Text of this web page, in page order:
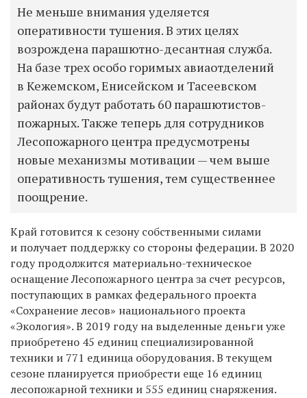
Не меньше внимания уделяется
оперативности тушения. В этих целях
возрождена парашютно-десантная служба.
На базе трех особо горимых авиаотделений
в Кежемском, Енисейском и Тасеевском
районах будут работать 60 парашютистов-
пожарных. Также теперь для сотрудников
Лесопожарного центра предусмотрены
новые механизмы мотивации — чем выше
оперативность тушения, тем существеннее
поощрение.
Край готовится к сезону собственными силами
и получает поддержку со стороны федерации. В 2020
году продолжится материально-техническое
оснащение Лесопожарного центра за счет ресурсов,
поступающих в рамках федерального проекта
«Сохранение лесов» национального проекта
«Экология». В 2019 году на выделенные деньги уже
приобретено 45 единиц специализированной
техники и 771 единица оборудования. В текущем
сезоне планируется приобрести еще 16 единиц
лесопожарной техники и 555 единиц снаряжения.